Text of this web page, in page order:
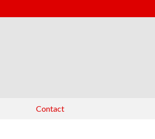
Contact